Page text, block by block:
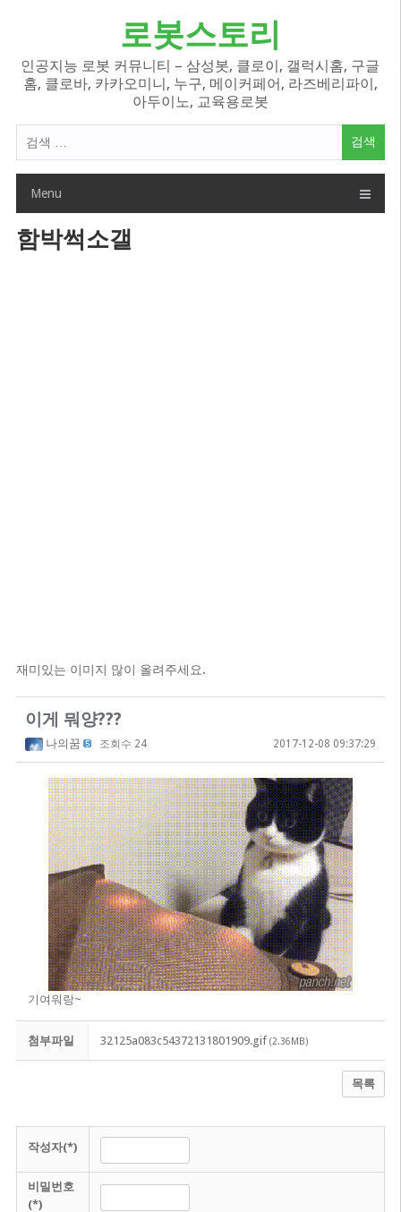
로봇스토리
인공지능 로봇 커뮤니티 – 삼성봇, 클로이, 갤럭시홈, 구글
홈, 클로바, 카카오미니, 누구, 메이커페어, 라즈베리파이,
아두이노, 교육용로봇
색
Menu
함박썩소갤
재미있는 이미지 많이 올려주세요.
이게 뭐양???
나의꿈 조회수 24 2017-12-08 09:37:29
기여워랑~
첨부파일 32125a083c54372131801909.gif (2.36MB)
목록
작성자(*)
비밀번호
(*)